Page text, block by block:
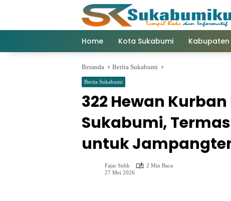
Home Kota Sukabumi Kabupaten
Beranda Berita Sukabumi
Berita Sukabumi
322 Hewan
Sukabumi,
untuk
Fajar Sidik
2 Min Baca
27 Mei 2026